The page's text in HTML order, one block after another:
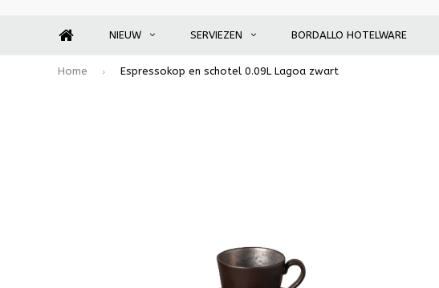
NIEUW SERVIEZEN BORDALLO HOTELWARE
Home Espressokop en schotel 0.09L Lagoa zwart